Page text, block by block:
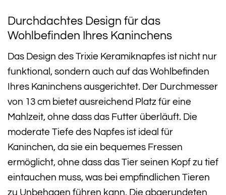
Durchdachtes Design für das
Wohlbefinden Ihres Kaninchens
Das Design des Trixie Keramiknapfes ist nicht nur
funktional, sondern auch auf das Wohlbefinden
Ihres Kaninchens ausgerichtet. Der Durchmesser
von 13 cm bietet ausreichend Platz für eine
Mahlzeit, ohne dass das Futter überläuft. Die
moderate Tiefe des Napfes ist ideal für
Kaninchen, da sie ein bequemes Fressen
ermöglicht, ohne dass das Tier seinen Kopf zu tief
eintauchen muss, was bei empfindlichen Tieren
zu Unbehagen führen kann. Die abgerundeten